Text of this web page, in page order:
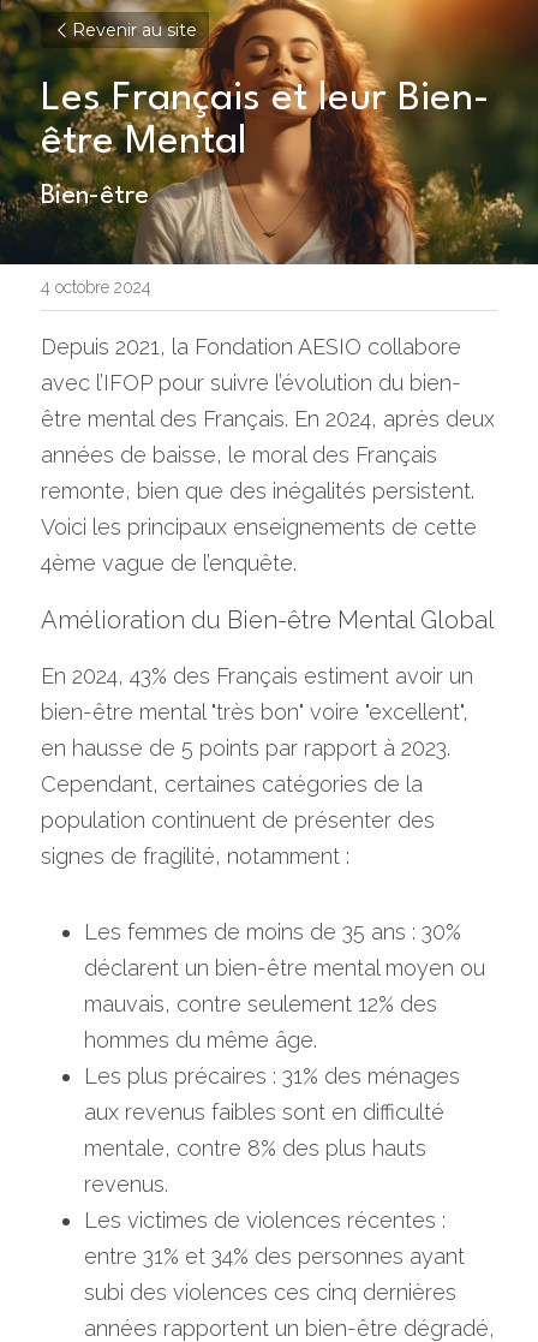
Revenir au site
Les Français et leur Bien-
être Mental
Bien-être
4 octobre 2024
Depuis 2021, la Fondation AESIO collabore
avec l’IFOP pour suivre l’évolution du bien-
être mental des Français. En 2024, après deux
années de baisse, le moral des Français
remonte, bien que des inégalités persistent.
Voici les principaux enseignements de cette
4ème vague de l’enquête.
Amélioration du Bien-être Mental Global
En 2024, 43% des Français estiment avoir un
bien-être mental "très bon" voire "excellent",
en hausse de 5 points par rapport à 2023.
Cependant, certaines catégories de la
population continuent de présenter des
signes de fragilité, notamment :
Les femmes de moins de 35 ans : 30%
déclarent un bien-être mental moyen ou
mauvais, contre seulement 12% des
hommes du même âge.
Les plus précaires : 31% des ménages
aux revenus faibles sont en difficulté
mentale, contre 8% des plus hauts
revenus.
Les victimes de violences récentes :
entre 31% et 34% des personnes ayant
subi des violences ces cinq dernières
années rapportent un bien-être dégradé,